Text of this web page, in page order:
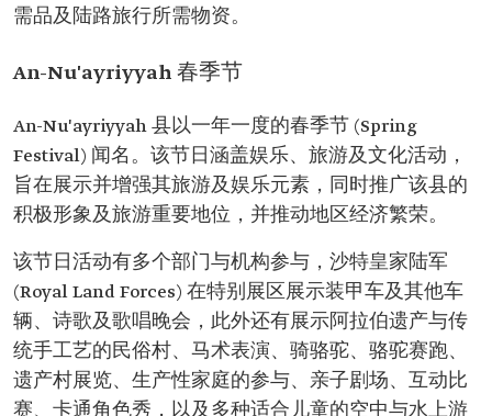
需品及陆路旅行所需物资。
An-Nu'ayriyyah 春季节
An-Nu'ayriyyah 县以一年一度的春季节 (Spring
Festival) 闻名。该节日涵盖娱乐、旅游及文化活动，
旨在展示并增强其旅游及娱乐元素，同时推广该县的
积极形象及旅游重要地位，并推动地区经济繁荣。
该节日活动有多个部门与机构参与，沙特皇家陆军
(Royal Land Forces) 在特别展区展示装甲车及其他车
辆、诗歌及歌唱晚会，此外还有展示阿拉伯遗产与传
统手工艺的民俗村、马术表演、骑骆驼、骆驼赛跑、
遗产村展览、生产性家庭的参与、亲子剧场、互动比
赛、卡通角色秀，以及多种适合儿童的空中与水上游